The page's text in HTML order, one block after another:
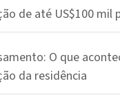
de até US$100 mil
O que
da residência